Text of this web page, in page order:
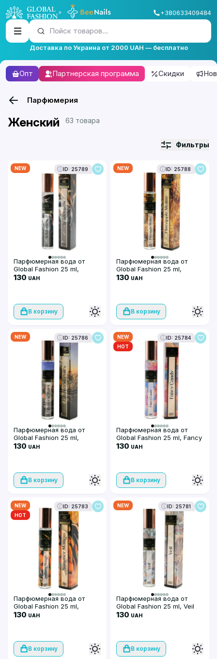
+380633409484
Пойск товаров...
Доставка по Украина от 2000 UAH — бесплатно
Опт Партнерская программа Скидки
Парфюмерия
Женский 63 товара
Фильтры
NEW ID: 25789
Парфюмерная вода от
Global Fashion 25 ml,
Wilderness
130 UAH
В корзину
NEW ID: 25788
Парфюмерная вода от
Global Fashion 25 ml,
Pineapple Mojito
130 UAH
В корзину
NEW ID: 25786
Парфюмерная вода от
Global Fashion 25 ml,
Reverse Pairs
130 UAH
В корзину
NEW
HOT
ID: 25784
Парфюмерная вода от
Global Fashion 25 ml, Fancy
Candy
130 UAH
В корзину
NEW
HOT
ID: 25783
Парфюмерная вода от
Global Fashion 25 ml,
Summer Mango
130 UAH
В корзину
NEW ID: 25781
Парфюмерная вода от
Global Fashion 25 ml, Veil
130 UAH
В корзину